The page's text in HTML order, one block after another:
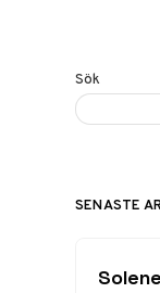
Sök
SENASTE